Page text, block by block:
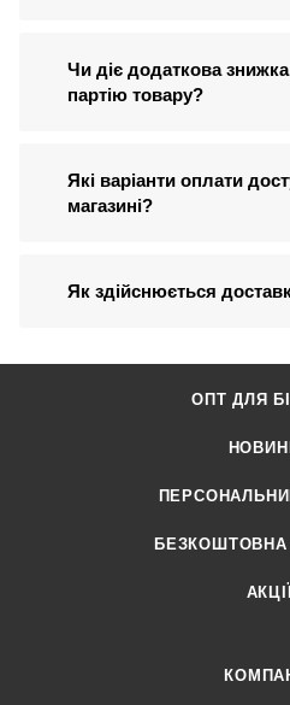
Чи діє додаткова
партію товару?
Які варіанти оплати
магазині?
Як здійснюється
ОПТ ДЛЯ
БЕЗКОШТОВНА
АКЦІЇ